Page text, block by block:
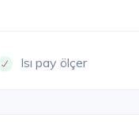
Isı pay ölçer